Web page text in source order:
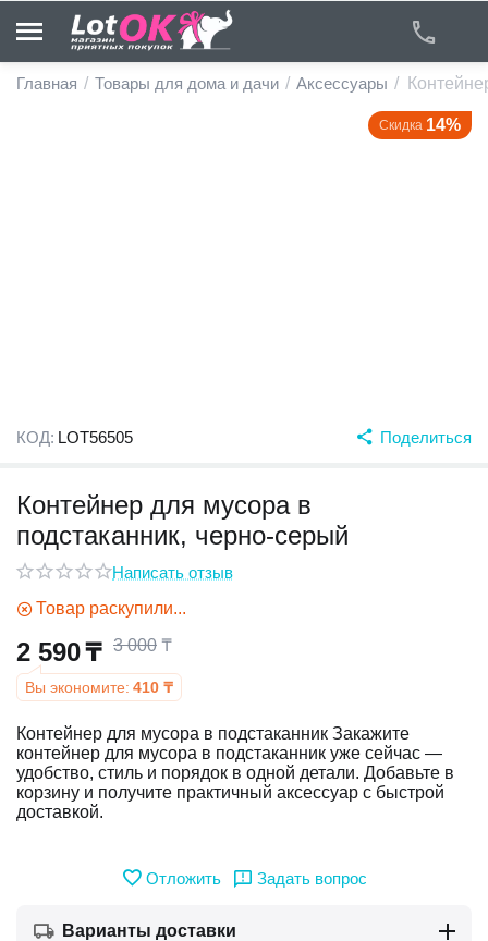
Главная / Товары для дома и дачи / Аксессуары /
Скидка 14%
КОД: LOT56505 Поделиться
Контейнер для мусора в
подстаканник, черно-серый
Написать отзыв
Товар раскупили...
2 590₸ 3 000 ₸
Вы экономите: 410 ₸
Контейнер для мусора в подстаканник Закажите
контейнер для мусора в подстаканник уже сейчас —
удобство, стиль и порядок в одной детали. Добавьте в
корзину и получите практичный аксессуар с быстрой
доставкой.
Отложить Задать вопрос
Варианты доставки